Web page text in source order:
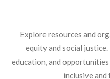
Explore resources and
equity and social
education, and
inclusive and